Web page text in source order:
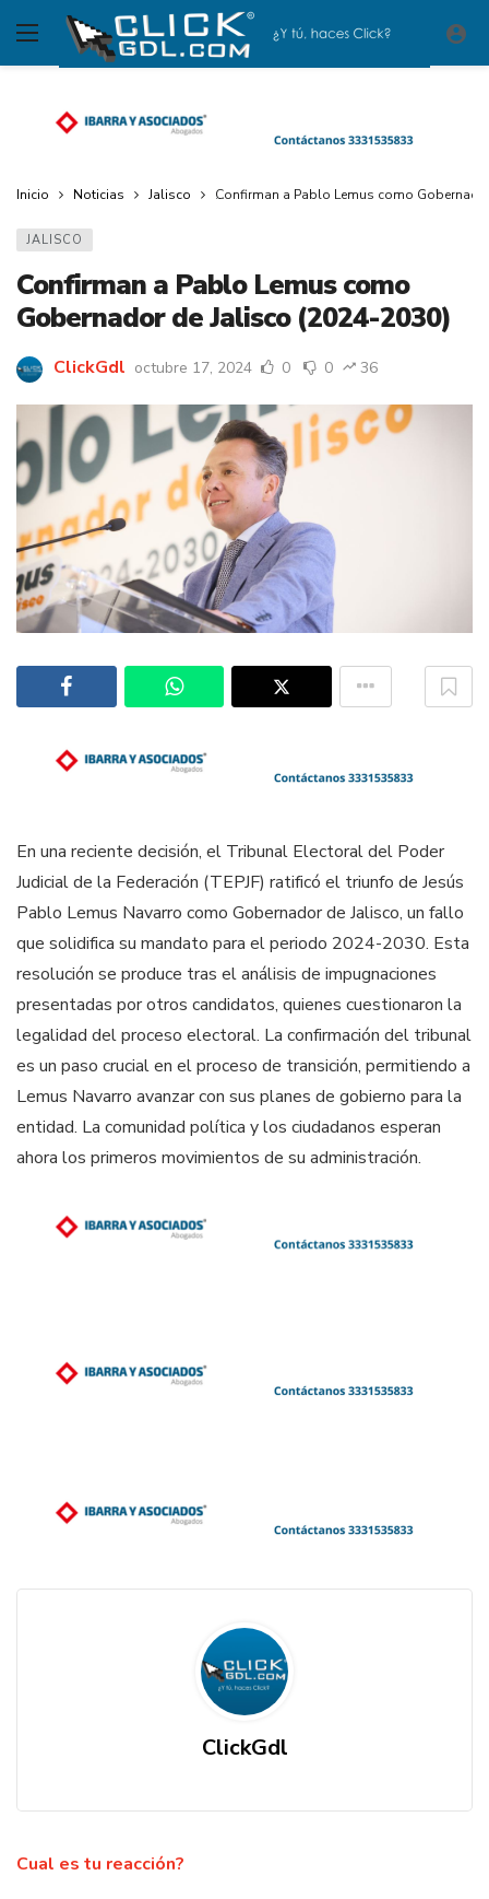
Inicio Noticias Jalisco Confirman a Pablo Lemus como
JALISCO
Confirman a Pablo Lemus como
Gobernador de Jalisco (2024-2030)
ClickGdl octubre 17, 2024 0 0 36
En una reciente decisión, el Tribunal Electoral del Poder
Judicial de la Federación (TEPJF) ratificó el triunfo de Jesús
Pablo Lemus Navarro como Gobernador de Jalisco, un fallo
que solidifica su mandato para el periodo 2024-2030. Esta
resolución se produce tras el análisis de impugnaciones
presentadas por otros candidatos, quienes cuestionaron la
legalidad del proceso electoral. La confirmación del tribunal
es un paso crucial en el proceso de transición, permitiendo a
Lemus Navarro avanzar con sus planes de gobierno para la
entidad. La comunidad política y los ciudadanos esperan
ahora los primeros movimientos de su administración.
ClickGdl
Cual es tu reacción?